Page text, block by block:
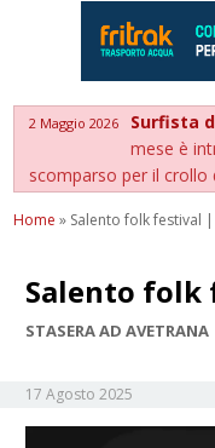
2 Maggio 2026 Surfista
mese è
scomparso per il crollo
Home » Salento folk festival
Salento folk
STASERA AD AVETRANA
17 Agosto 2025